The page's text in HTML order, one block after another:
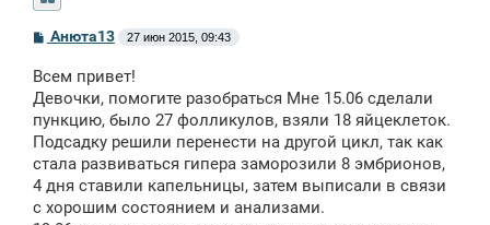
С
б
щ
н
и
Анюта13 27 июн 2015, 09:43
Всем привет!
Девочки, помогите разобраться Мне 15.06 сделали
пункцию, было 27 фолликулов, взяли 18 яйцеклеток.
Подсадку решили перенести на другой цикл, так как
стала развиваться гипера заморозили 8 эмбрионов,
4 дня ставили капельницы, затем выписали в связи
с хорошим состоянием и анализами.